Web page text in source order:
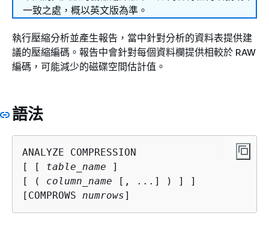
一致之處，概以英文版為準。
執行壓縮分析並產生報告，當中針對分析的資料表提供建
議的壓縮編碼。報告中會針對每個資料欄提供相較於 RAW
編碼，可能減少的磁碟空間估計值。
語法
ANALYZE COMPRESSION
[ [ table_name ]
[ ( column_name [, ...] ) ] ]
[COMPROWS numrows]